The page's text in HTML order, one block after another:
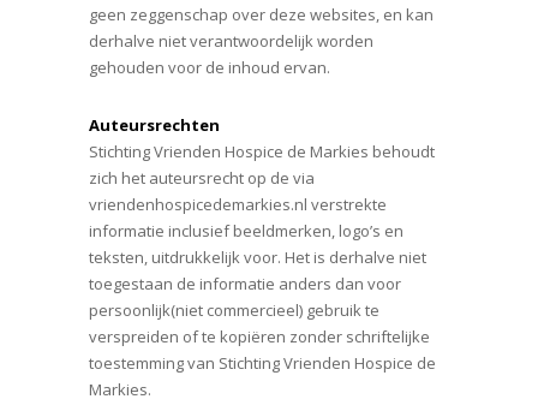
geen zeggenschap over deze websites, en kan
derhalve niet verantwoordelijk worden
gehouden voor de inhoud ervan.
Auteursrechten
Stichting Vrienden Hospice de Markies behoudt
zich het auteursrecht op de via
vriendenhospicedemarkies.nl verstrekte
informatie inclusief beeldmerken, logo’s en
teksten, uitdrukkelijk voor. Het is derhalve niet
toegestaan de informatie anders dan voor
persoonlijk(niet commercieel) gebruik te
verspreiden of te kopiëren zonder schriftelijke
toestemming van Stichting Vrienden Hospice de
Markies.